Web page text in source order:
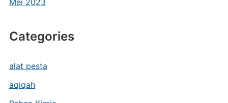
Mei 2023
Categories
alat pesta
aqiqah